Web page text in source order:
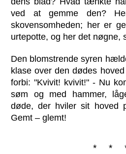
ved at gemme den?
skovensomheden; her er
urtepotte, og her det nøgne,
Den blomstrende syren
klase over den dødes
forbi: "Kvivit! kvivit!" - Nu
søm og med hammer,
døde, der hviler sit hoved
Gemt – glemt!
* *